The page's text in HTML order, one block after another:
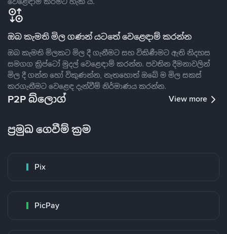
ඔබ කැමති මිල ගණන් යටතේ වෙළෙඳාම් කරන්න
ඔබ කැමති මිලකට මිල දී ගැනීමට සහ විකිණීමට ඇති නිදහස
සමගග ක්‍රිප්ටෝ මුදල් වෙළෙඳාම් කරන්න. පවතින දීමනාවලින්
මිල දී ගන්න හෝ විකුණන්න, නැතහොත් ඔබේ ම මිල සකස්
කරගැනීමට වෙළෙඳ දැන්වීම් නිර්මාණය කරන්න.
P2P බ්ලොග් View more
ප්‍රමුඛ ගෙවීම් ක්‍රම
Pix
PicPay